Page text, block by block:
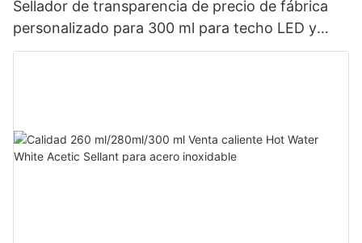
Sellador de transparencia de precio de fábrica
personalizado para 300 ml para techo LED y
sellador de silicona acética de canalones